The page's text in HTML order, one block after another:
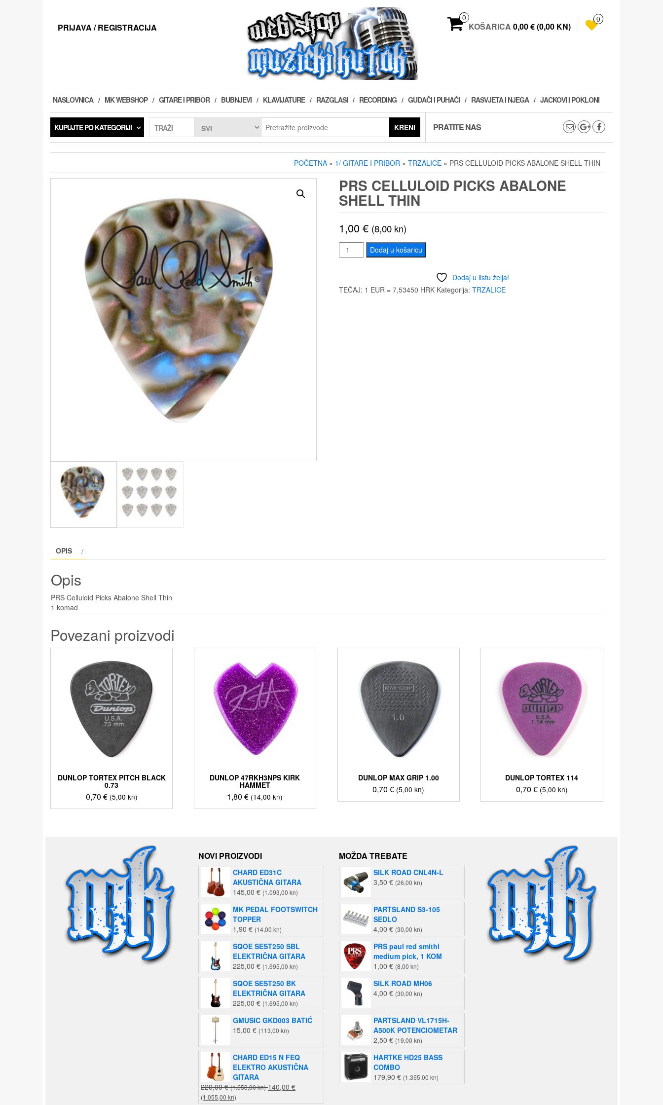
PRIJAVA / REGISTRACIJA
0
KOŠARICA 0,00 € (0,00 KN)
0
NASLOVNICA MK WEBSHOP GITARE I PRIBOR BUBNJEVI KLAVIJATURE RAZGLASI RECORDING GUDAČI I PUHAČI RASVJETA I NJEGA JACKOVI I POKLONI
KUPUJTE PO KATEGORIJI TRAŽI KRENI PRATITE NAS
POČETNA » 1/ GITARE I PRIBOR » TRZALICE » PRS CELLULOID PICKS ABALONE SHELL THIN
PRS CELLULOID PICKS ABALONE
SHELL THIN
1,00€ (8,00 kn)
PRS
Celluloid
Abalone
Dodaj u košaricu
Dodaj u listu želja!
TEČAJ: 1 EUR = 7,53450 HRK Kategorija: TRZALICE
OPIS
Opis
PRS Celluloid Picks Abalone Shell Thin
1 komad
Povezani proizvodi
DUNLOP TORTEX PITCH BLACK
0.73
0,70 € (5,00 kn)
DUNLOP 47RKH3NPS KIRK
HAMMET
1,80€ (14,00 kn)
DUNLOP MAX GRIP 1.00
0,70€ (5,00 kn)
DUNLOP TORTEX 114
0,70 € (5,00 kn)
NOVI PROIZVODI
CHARD ED31C
AKUSTIČNA GITARA
145,00 € (1.093,00 kn)
MK PEDAL FOOTSWITCH
TOPPER
1,90 € (14,00 kn)
SQOE SEST250 SBL
ELEKTRIČNA GITARA
225,00 € (1.695,00 kn)
SQOE SEST250 BK
ELEKTRIČNA GITARA
225,00 € (1.695,00 kn)
GMUSIC GKD003 BATIĆ
15,00 € (113,00 kn)
CHARD ED15 N FEQ
ELEKTRO AKUSTIČNA
GITARA
220,00€ (1.658,00 kn)Izvorna
140,00 €
(1.055,00 kn)
MOŽDA TREBATE
SILK ROAD CNL4N-L
3,50 € (26,00 kn)
PARTSLAND S3-105
SEDLO
4,00 € (30,00 kn)
PRS paul red smithi
medium pick, 1 KOM
1,00 € (8,00 kn)
SILK ROAD MH06
4,00 € (30,00 kn)
PARTSLAND VL1715H-
A500K POTENCIOMETAR
2,50 € (19,00 kn)
HARTKE HD25 BASS
COMBO
179,90 € (1.355,00 kn)